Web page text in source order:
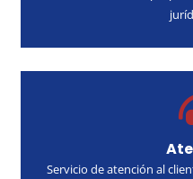
Servicio de atención al